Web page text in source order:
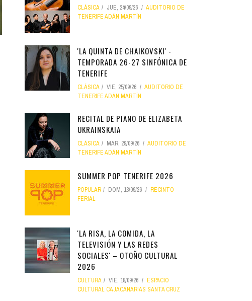
CLÁSICA JUE, 24/09/26
AUDITORIO DE
TENERIFE ADÁN MARTÍN
'LA QUINTA DE CHAIKOVSKI' -
TEMPORADA 26-27 SINFÓNICA DE
TENERIFE
CLÁSICA VIE, 25/09/26
AUDITORIO DE
TENERIFE ADÁN MARTÍN
RECITAL DE PIANO DE ELIZABETA
UKRAINSKAIA
CLÁSICA MAR, 29/09/26
AUDITORIO DE
TENERIFE ADÁN MARTÍN
SUMMER POP TENERIFE 2026
POPULAR DOM, 13/09/26
RECINTO
FERIAL
'LA RISA, LA COMIDA, LA
TELEVISIÓN Y LAS REDES
SOCIALES' – OTOÑO CULTURAL
2026
CULTURA VIE, 18/09/26
ESPACIO
CULTURAL CAJACANARIAS SANTA CRUZ